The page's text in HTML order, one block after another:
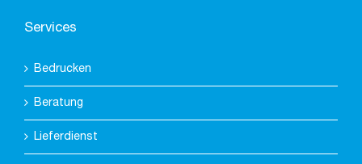
Services
Bedrucken
Beratung
Lieferdienst